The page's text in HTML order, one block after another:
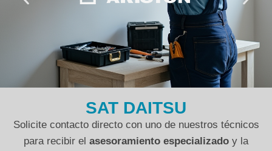
SAT DAITSU
Solicite contacto directo con uno de nuestros técnicos
para recibir el asesoramiento especializado y la